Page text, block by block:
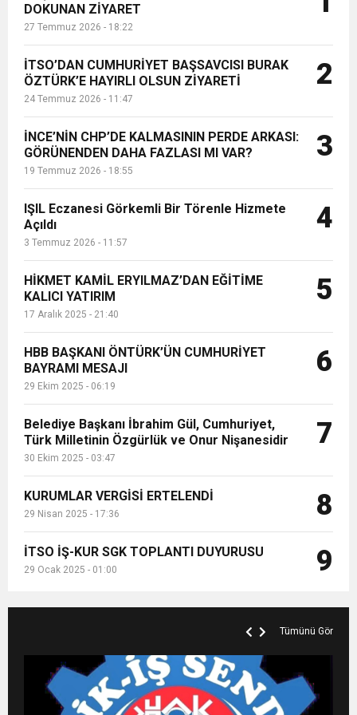
1:00 İTSO İŞ-KUR SGK TOPLANTI
DUYURUSU
21:40 CEYLANDERE’DE BAŞKAN EMRAH
KARAÇAY’A SEVGİ SELİ
18:22 BAŞKAN SAMİ ÜSTÜN’DEN
Güvenl...
DOKUNAN ZİYARET
27 Temmuz 2026 - 18:22
İTSO’DAN CUMHURİYET BAŞSAVCISI BURAK
ÖZTÜRK’E HAYIRLI OLSUN ZİYARETİ
24 Temmuz 2026 - 11:47
2
İNCE’NİN CHP’DE KALMASININ PERDE ARKASI:
GÖRÜNENDEN DAHA FAZLASI MI VAR?
19 Temmuz 2026 - 18:55
3
IŞIL Eczanesi Görkemli Bir Törenle Hizmete
Açıldı
3 Temmuz 2026 - 11:57
4
HİKMET KAMİL ERYILMAZ’DAN EĞİTİME
KALICI YATIRIM
17 Aralık 2025 - 21:40
5
HBB BAŞKANI ÖNTÜRK’ÜN CUMHURİYET
BAYRAMI MESAJI
29 Ekim 2025 - 06:19
6
Belediye Başkanı İbrahim Gül, Cumhuriyet,
Türk Milletinin Özgürlük ve Onur Nişanesidir
30 Ekim 2025 - 03:47
7
KURUMLAR VERGİSİ ERTELENDİ
29 Nisan 2025 - 17:36 8
İTSO İŞ-KUR SGK TOPLANTI DUYURUSU
29 Ocak 2025 - 01:00 9
Tümünü Gör